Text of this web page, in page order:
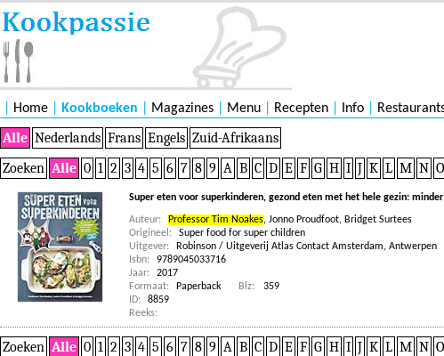
Home Kookboeken Magazines Menu Recepten Info
Alle Nederlands Frans Engels Zuid-Afrikaans
Zoeken Alle 0 1 2 3 4 5 6 7 8 9 A B C D E F G H I J K L M N O
Super eten voor superkinderen, gezond eten met het hele gezin:
Auteur: Professor Tim Noakes, Jonno Proudfoot, Bridget Surtees
Origineel:
Super food for super children
Uitgever:
Robinson / Uitgeverij Atlas Contact Amsterdam, Antwerpen
Isbn:
9789045033716
Jaar:
2017
Formaat:
Paperback Blz:
359
ID:
8859
Reeks:
Zoeken Alle 0 1 2 3 4 5 6 7 8 9 A B C D E F G H I J K L M N O